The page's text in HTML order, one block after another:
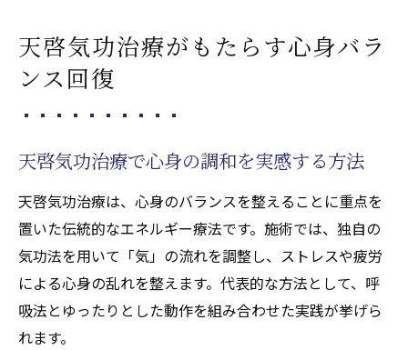
天啓気功治療がストレス軽減に役立つ理由
気功による自律神経バランスの整え方
天啓気功治療の実体験が語るストレス変化
毎日の不安に天啓気功治療を取り入れる意
心の緊張緩和と天啓気功治療の関連性
心と体の調和を目指すなら天啓気功治療を
天啓気功治療で内面から調和を生み出す方
法
天啓気功治療がもたらす心身バラ
ンス回復
天啓気功治療で心身の調和を実感する方法
天啓気功治療は、心身のバランスを整えることに重点を
置いた伝統的なエネルギー療法です。施術では、独自の
気功法を用いて「気」の流れを調整し、ストレスや疲労
による心身の乱れを整えます。代表的な方法として、呼
吸法とゆったりとした動作を組み合わせた実践が挙げら
れます。